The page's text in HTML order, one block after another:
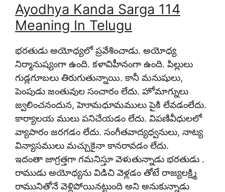
Ayodhya Kanda Sarga 114
Meaning In Telugu
భరతుడు అయోధ్యలో ప్రవేశించాడు. అయోధ్య
నిర్మానుష్యంగా ఉంది. కళావిహీనంగా ఉంది. పిల్లులు
గుడ్లగూబలు తిరుగుతున్నాయి. కానీ మనుషులు,
పెంపుడు జంతువుల సంచారం లేదు. హోమాగ్నులు
జ్వలించనందున, హెూమధూమములు పైకి లేవడంలేదు.
కార్యాలయ ములు పనిచేయడం లేదు. విపణివీధులలో
వ్యాపారం జరగడం లేదు. సంగీతవాద్యధ్వనులు, నాట్య
విన్యాసములు మచ్చుకైనా కానరావడం లేదు.
ఇదంతా జాగ్రత్తగా గమనిస్తూ వెళుతున్నాడు భరతుడు .
రాముడు అయోధ్యను విడిచి వెళ్లడం తోటే రాజ్యలక్ష్మి
రామునితోనే వెళ్లిపోయినట్టుంది అని అనుకున్నాడు